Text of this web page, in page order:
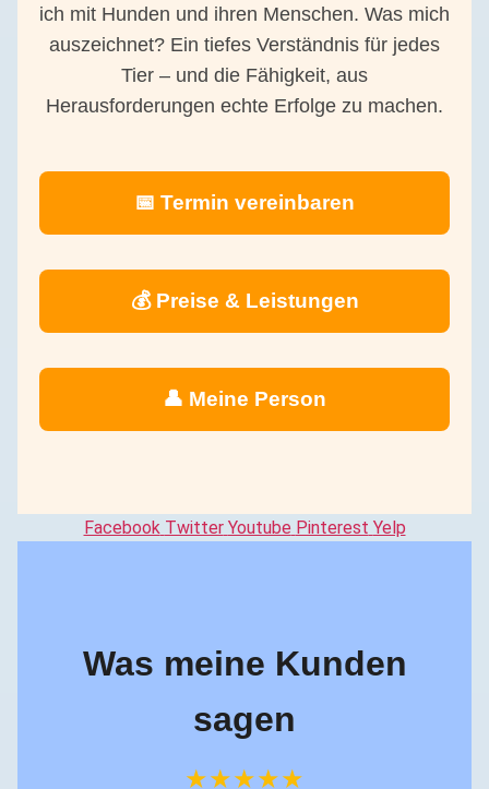
ich mit Hunden und ihren Menschen. Was mich
auszeichnet? Ein tiefes Verständnis für jedes
Tier – und die Fähigkeit, aus
Herausforderungen echte Erfolge zu machen.
📅 Termin vereinbaren
💰 Preise & Leistungen
👤 Meine Person
Facebook Twitter Youtube Pinterest Yelp
Was meine Kunden
sagen
★★★★★